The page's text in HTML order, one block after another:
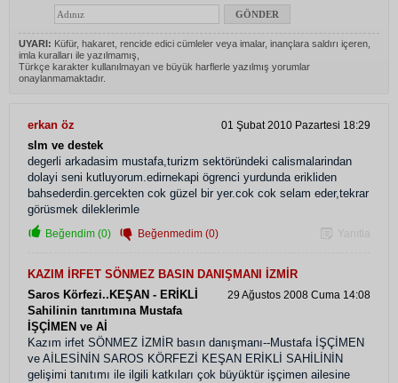
UYARI: Küfür, hakaret, rencide edici cümleler veya imalar, inançlara saldırı içeren,
imla kuralları ile yazılmamış,
Türkçe karakter kullanılmayan ve büyük harflerle yazılmış yorumlar
onaylanmamaktadır.
erkan öz 01 Şubat 2010 Pazartesi 18:29
slm ve destek
degerli arkadasim mustafa,turizm sektöründeki calismalarindan
dolayi seni kutluyorum.edirnekapi ögrenci yurdunda erikliden
bahsederdin.gercekten cok güzel bir yer.cok cok selam eder,tekrar
görüsmek dileklerimle
Beğendim (0) Beğenmedim (0) Yanıtla
KAZIM İRFET SÖNMEZ BASIN DANIŞMANI İZMİR
29 Ağustos 2008 Cuma 14:08
Saros Körfezi..KEŞAN - ERİKLİ
Sahilinin tanıtımına Mustafa
İŞÇİMEN ve Aİ
Kazım irfet SÖNMEZ İZMİR basın danışmanı--Mustafa İŞÇİMEN
ve AİLESİNİN SAROS KÖRFEZİ KEŞAN ERİKLİ SAHİLİNİN
gelişimi tanıtımı ile ilgili katkıları çok büyüktür işçimen ailesine